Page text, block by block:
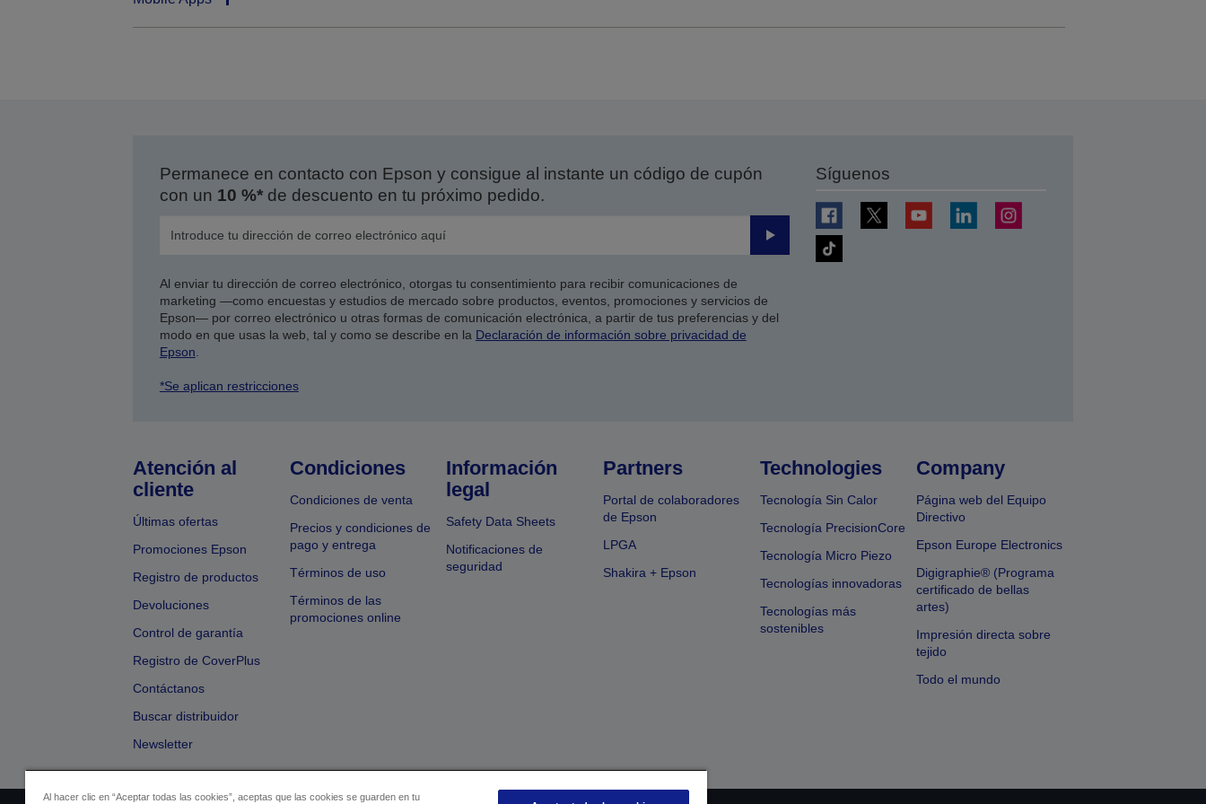
Permanece en contacto con Epson y consigue al instante un código de cupón
con un 10 %*de descuento en tu próximo pedido.
Enviar
Al enviar tu dirección de correo electrónico, otorgas tu consentimiento para recibir comunicaciones de
marketing —como encuestas y estudios de mercado sobre productos, eventos, promociones y servicios de
Epson— por correo electrónico u otras formas de comunicación electrónica, a partir de tus preferencias y del
modo en que usas la web, tal y como se describe en la Declaración de información sobre privacidad de
Epson.
*Se aplican restricciones
Síguenos
Atención al
cliente
Últimas ofertas
Promociones Epson
Registro de productos
Devoluciones
Control de garantía
Registro de CoverPlus
Contáctanos
Buscar distribuidor
Newsletter
Condiciones
Condiciones de venta
Precios y condiciones de
pago y entrega
Términos de uso
Términos de las
promociones online
Información
legal
Safety Data Sheets
Notificaciones de
seguridad
Partners
Portal de colaboradores
de Epson
LPGA
Shakira + Epson
Technologies
Tecnología Sin Calor
Tecnología PrecisionCore
Tecnología Micro Piezo
Tecnologías innovadoras
Tecnologías más
sostenibles
Company
Página web del Equipo
Directivo
Epson Europe Electronics
Digigraphie® (Programa
certificado de bellas
artes)
Impresión directa sobre
tejido
Todo el mundo
Al hacer clic en “Aceptar todas las cookies”, aceptas que las cookies se guarden en tu